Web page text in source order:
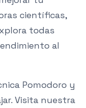
científicas,
todas
al
Pomodoro y
Visita nuestra